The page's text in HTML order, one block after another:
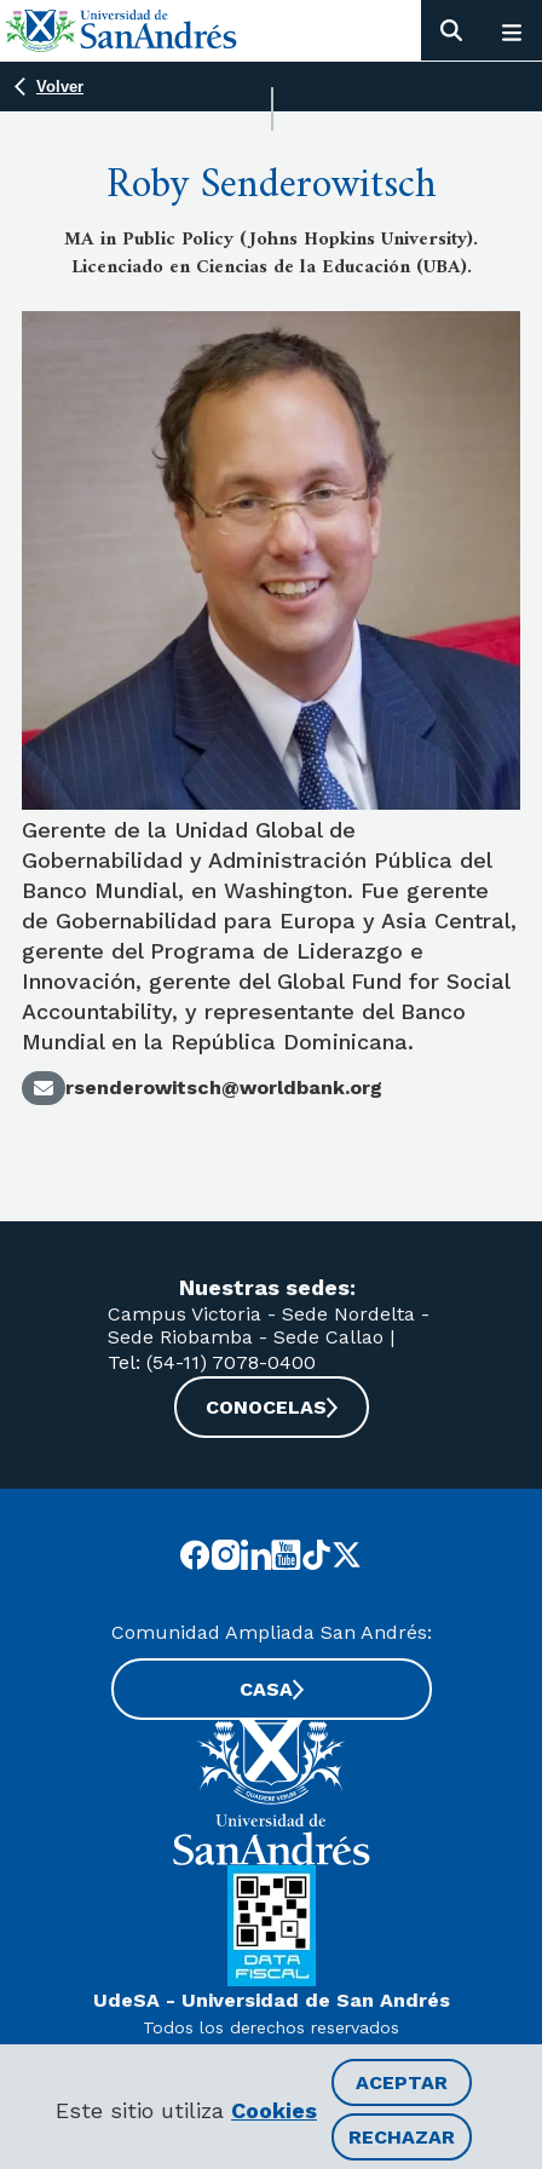
Volver
Roby Senderowitsch
MA in Public Policy (Johns Hopkins University).
Licenciado en Ciencias de la Educación (UBA).
Gerente de la Unidad Global de
Gobernabilidad y Administración Pública del
Banco Mundial, en Washington. Fue gerente
de Gobernabilidad para Europa y Asia Central,
gerente del Programa de Liderazgo e
Innovación, gerente del Global Fund for Social
Accountability, y representante del Banco
Mundial en la República Dominicana.
rsenderowitsch@worldbank.org
Este sitio utiliza Cookies
ACEPTAR
RECHAZAR
Nuestras sedes:
Campus Victoria - Sede Nordelta -
Sede Riobamba - Sede Callao |
Tel: (54-11) 7078-0400
CONOCELAS
UdeSA - Universidad de San Andrés
Todos los derechos reservados
Decreto PEN 978/07
Comunidad Ampliada San Andrés:
CASA